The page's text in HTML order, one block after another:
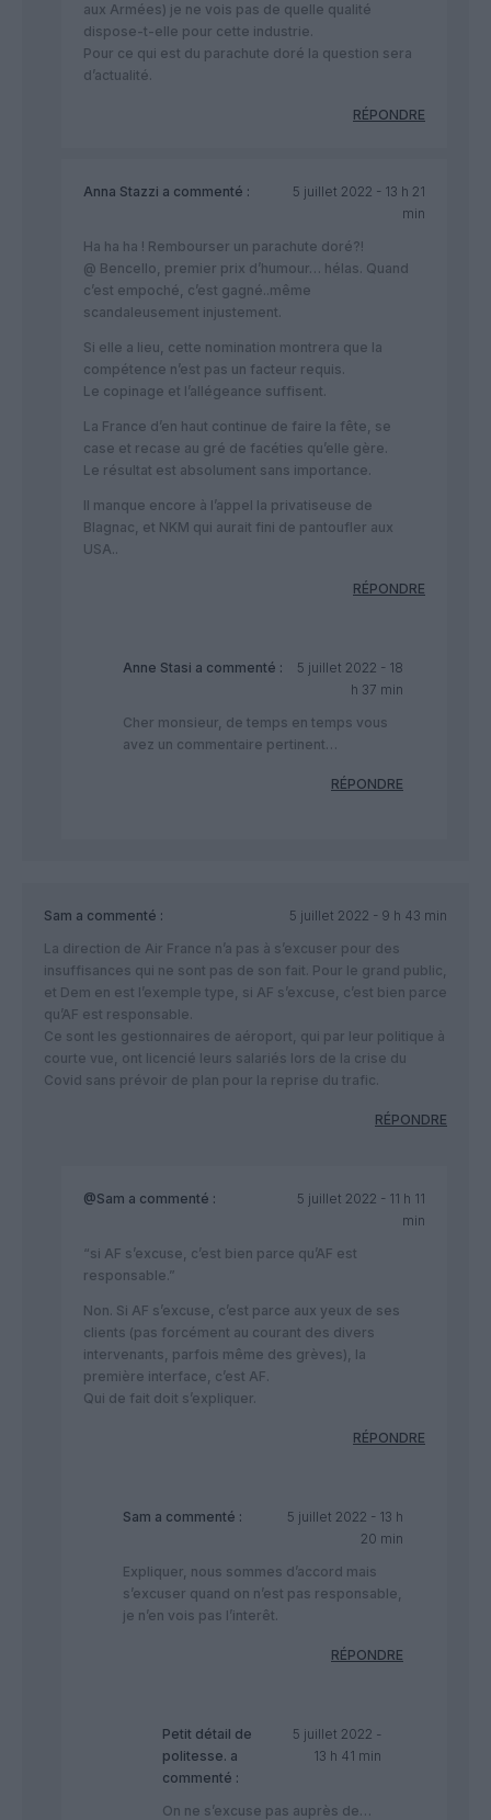
aux Armées) je ne vois pas de quelle qualité
dispose-t-elle pour cette industrie.
Pour ce qui est du parachute doré la question sera
d’actualité.
RÉPONDRE
Anna Stazzi a commenté :
5 juillet 2022 - 13 h 21
min
Ha ha ha ! Rembourser un parachute doré?!
@ Bencello, premier prix d’humour… hélas. Quand
c’est empoché, c’est gagné..même
scandaleusement injustement.
Si elle a lieu, cette nomination montrera que la
compétence n’est pas un facteur requis.
Le copinage et l’allégeance suffisent.
La France d’en haut continue de faire la fête, se
case et recase au gré de facéties qu’elle gère.
Le résultat est absolument sans importance.
Il manque encore à l’appel la privatiseuse de
Blagnac, et NKM qui aurait fini de pantoufler aux
USA..
RÉPONDRE
Anne Stasi a commenté :
5 juillet 2022 - 18
h 37 min
Cher monsieur, de temps en temps vous
avez un commentaire pertinent…
RÉPONDRE
Sam a commenté :
5 juillet 2022 - 9 h 43 min
La direction de Air France n’a pas à s’excuser pour des
insuffisances qui ne sont pas de son fait. Pour le grand public,
et Dem en est l’exemple type, si AF s’excuse, c’est bien parce
qu’AF est responsable.
Ce sont les gestionnaires de aéroport, qui par leur politique à
courte vue, ont licencié leurs salariés lors de la crise du
Covid sans prévoir de plan pour la reprise du trafic.
RÉPONDRE
@Sam a commenté :
5 juillet 2022 - 11 h 11
min
“si AF s’excuse, c’est bien parce qu’AF est
responsable.”
Non. Si AF s’excuse, c’est parce aux yeux de ses
clients (pas forcément au courant des divers
intervenants, parfois même des grèves), la
première interface, c’est AF.
Qui de fait doit s’expliquer.
RÉPONDRE
Sam a commenté :
5 juillet 2022 - 13 h
20 min
Expliquer, nous sommes d’accord mais
s’excuser quand on n’est pas responsable,
je n’en vois pas l’interêt.
RÉPONDRE
Petit détail de
politesse. a
commenté :
5 juillet 2022 -
13 h 41 min
On ne s’excuse pas auprès de…